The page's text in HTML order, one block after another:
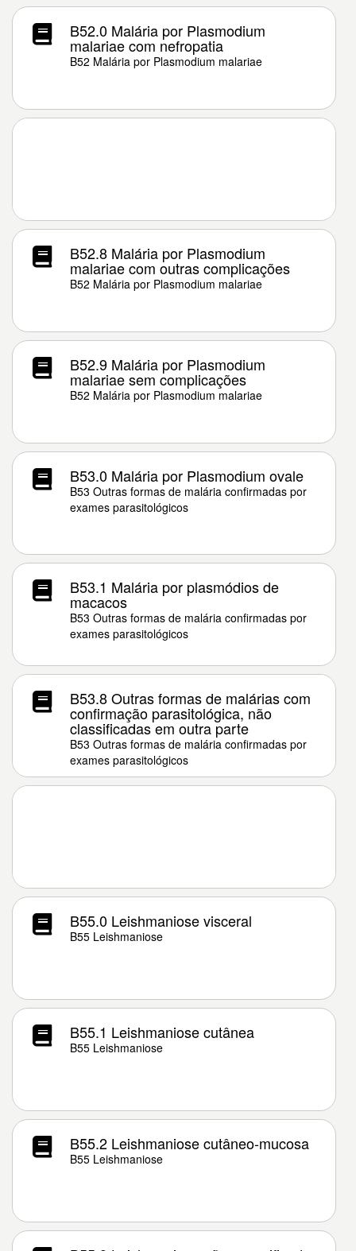
B52.0 Malária por Plasmodium
malariae com nefropatia
B52 Malária por Plasmodium malariae
B52.8 Malária por Plasmodium
malariae com outras complicações
B52 Malária por Plasmodium malariae
B52.9 Malária por Plasmodium
malariae sem complicações
B52 Malária por Plasmodium malariae
B53.0 Malária por Plasmodium ovale
B53 Outras formas de malária confirmadas por
exames parasitológicos
B53.1 Malária por plasmódios de
macacos
B53 Outras formas de malária confirmadas por
exames parasitológicos
B53.8 Outras formas de malárias com
confirmação parasitológica, não
classificadas em outra parte
B53 Outras formas de malária confirmadas por
exames parasitológicos
B55.0 Leishmaniose visceral
B55 Leishmaniose
B55.1 Leishmaniose cutânea
B55 Leishmaniose
B55.2 Leishmaniose cutâneo-mucosa
B55 Leishmaniose